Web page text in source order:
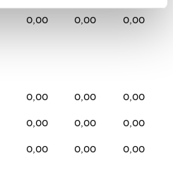
0,00 0,00 0,00
0,00 0,00 0,00
0,00 0,00 0,00
0,00 0,00 0,00